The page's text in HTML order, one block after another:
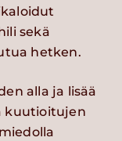
sekä
hetken.
alla ja lisää
kuutioitujen